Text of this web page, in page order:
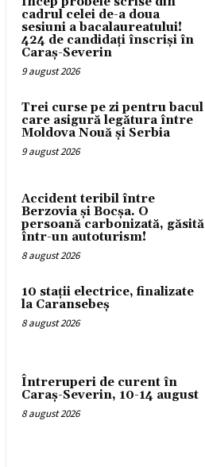
cadrul celei de-a doua
sesiuni a bacalaureatului!
424 de candidați înscriși în
Caraș-Severin
9 august 2026
Trei curse pe zi pentru bacul
care asigură legătura între
Moldova Nouă și Serbia
9 august 2026
Accident teribil între
Berzovia și Bocșa. O
persoană carbonizată, găsită
într-un autoturism!
8 august 2026
10 stații electrice, finalizate
la Caransebeș
8 august 2026
Întreruperi de curent în
Caraș-Severin, 10-14 august
8 august 2026